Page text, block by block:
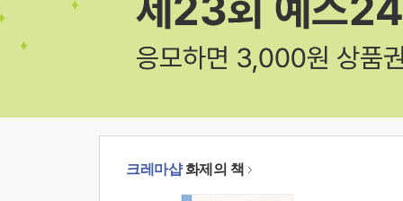
크레마샵화제의 책